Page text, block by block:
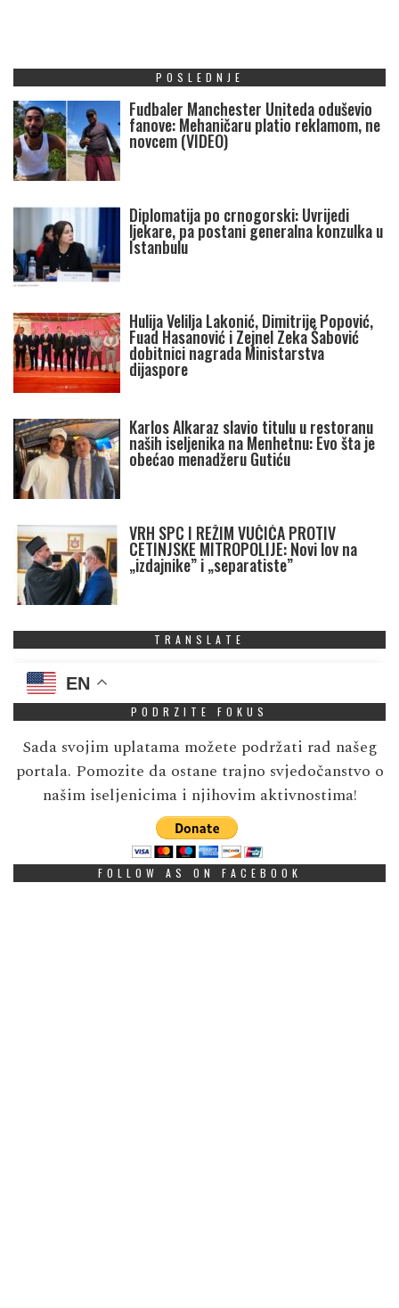
POSLEDNJE
Fudbaler Manchester Uniteda oduševio
fanove: Mehaničaru platio reklamom, ne
novcem (VIDEO)
Diplomatija po crnogorski: Uvrijedi
ljekare, pa postani generalna konzulka u
Istanbulu
Hulija Velilja Lakonić, Dimitrije Popović,
Fuad Hasanović i Zejnel Zeka Šabović
dobitnici nagrada Ministarstva
dijaspore
Karlos Alkaraz slavio titulu u restoranu
naših iseljenika na Menhetnu: Evo šta je
obećao menadžeru Gutiću
VRH SPC I REŽIM VUČIĆA PROTIV
CETINJSKE MITROPOLIJE: Novi lov na
„izdajnike” i „separatiste”
TRANSLATE
EN
PODRZITE FOKUS
Sada svojim uplatama možete podržati rad našeg
portala. Pomozite da ostane trajno svjedočanstvo o
našim iseljenicima i njihovim aktivnostima!
FOLLOW AS ON FACEBOOK